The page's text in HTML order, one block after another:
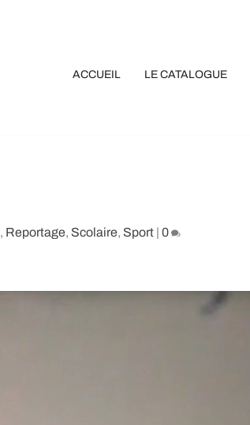
ACCUEIL LE CATALOGUE
, Reportage, Scolaire, Sport| 0